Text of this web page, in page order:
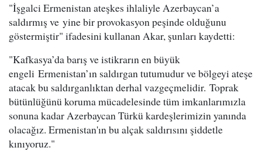
"İşgalci Ermenistan ateşkes ihlaliyle Azerbaycan’a
saldırmış ve yine bir provokasyon peşinde olduğunu
göstermiştir" ifadesini kullanan Akar, şunları kaydetti:
"Kafkasya’da barış ve istikrarın en büyük
engeli Ermenistan’ın saldırgan tutumudur ve bölgeyi ateşe
atacak bu saldırganlıktan derhal vazgeçmelidir‬. Toprak
bütünlüğünü koruma mücadelesinde tüm imkanlarımızla
sonuna kadar Azerbaycan Türkü kardeşlerimizin yanında
olacağız. Ermenistan'ın bu alçak saldırısını şiddetle
kınıyoruz."